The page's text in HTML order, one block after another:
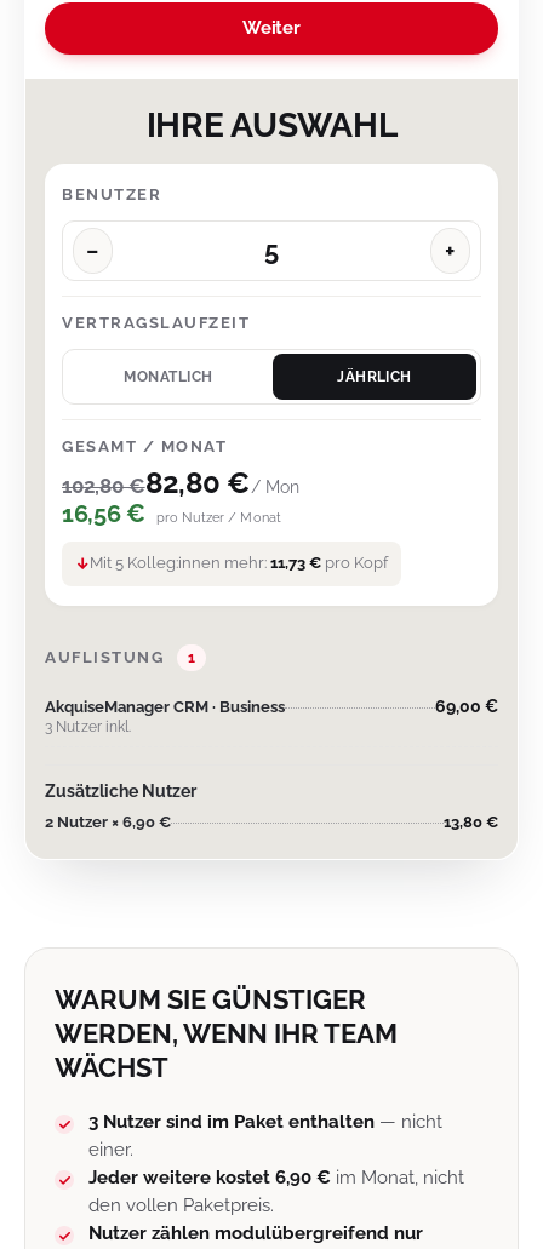
IHRE AUSWAHL
BENUTZER
− +
VERTRAGSLAUFZEIT
MONATLICH JÄHRLICH
GESAMT / MONAT
102,80 €82,80 €/ Mon
16,56 € pro Nutzer / Monat
↓Mit 5 Kolleg:innen mehr: 11,73 € pro Kopf
AUFLISTUNG 1
AkquiseManager CRM · Business 69,00 €
3 Nutzer inkl.
Zusätzliche Nutzer
2 Nutzer × 6,90 € 13,80 €
Weiter
WARUM SIE GÜNSTIGER
WERDEN, WENN IHR TEAM
WÄCHST
3 Nutzer sind im Paket enthalten — nicht
einer.
Jeder weitere kostet 6,90 € im Monat, nicht
den vollen Paketpreis.
Nutzer zählen modulübergreifend nur